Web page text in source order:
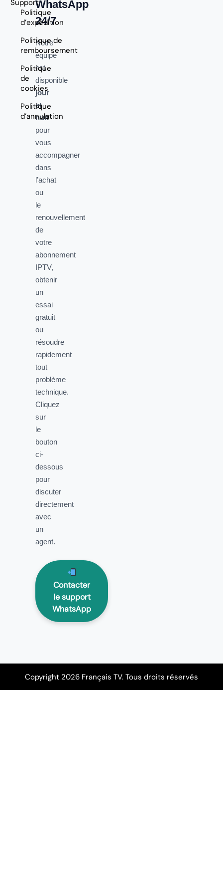
Support
Politique
d’expédition
Politique de
remboursement
Politique
de
cookies
Politique
d’annulation
WhatsApp
24/7
Notre
équipe
est
disponible
jour
et
nuit
pour
vous
accompagner
dans
l’achat
ou
le
renouvellement
de
votre
abonnement
IPTV,
obtenir
un
essai
gratuit
ou
résoudre
rapidement
tout
problème
technique.
Cliquez
sur
le
bouton
ci-
dessous
pour
discuter
directement
avec
un
agent.
Contacter
le support
WhatsApp
Copyright 2026 Français TV. Tous droits réservés